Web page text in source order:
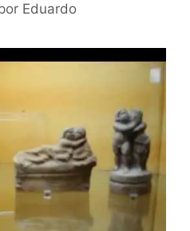
Eduardo